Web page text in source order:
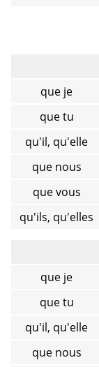
que je
que tu
qu'il, qu'elle
que nous
que vous
qu'ils, qu'elles
que je
que tu
qu'il, qu'elle
que nous